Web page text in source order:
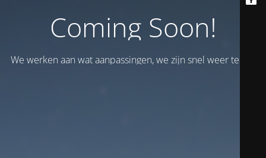
Coming Soon!
We werken aan wat aanpassingen, we zijn snel weer terug!